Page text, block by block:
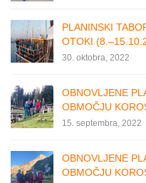
PLANINSKI
OTOKI
30. oktobra, 2022
OBNOVLJENE
OBMOČJU
15. septembra, 2022
OBNOVLJENE
OBMOČJU